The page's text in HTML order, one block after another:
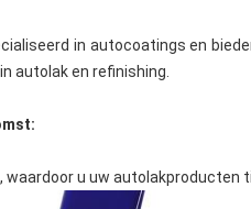
in autocoatings en
autolak en refinishing.
waardoor u uw autolakproducten